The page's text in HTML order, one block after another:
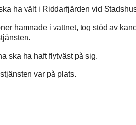
ha vält i Riddarfjärden vid
hamnade i vattnet, tog stöd av
ska ha haft flytväst på sig.
var på plats.